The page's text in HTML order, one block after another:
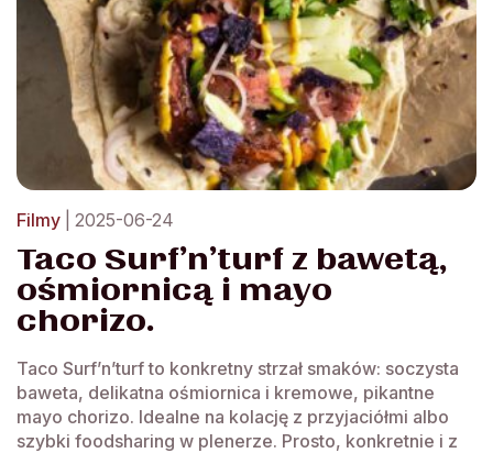
Filmy | 2025-06-24
Taco Surf’n’turf z bawetą,
ośmiornicą i mayo
chorizo.
Taco Surf’n’turf to konkretny strzał smaków: soczysta
baweta, delikatna ośmiornica i kremowe, pikantne
mayo chorizo. Idealne na kolację z przyjaciółmi albo
szybki foodsharing w plenerze. Prosto, konkretnie i z